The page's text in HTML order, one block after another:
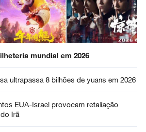
mundial em 2026
ultrapassa 8 bilhões de yuans em 2026
EUA-Israel provocam retaliação
Irã